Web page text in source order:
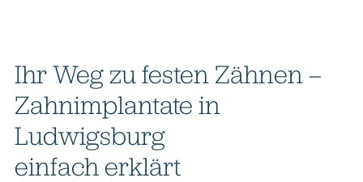
Ihr Weg zu festen Zähnen –
Zahnimplantate in
Ludwigsburg
einfach erklärt